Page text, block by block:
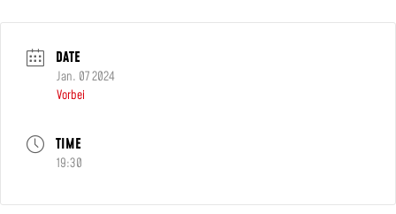
DATE
Jan. 07 2024
Vorbei
TIME
19:30